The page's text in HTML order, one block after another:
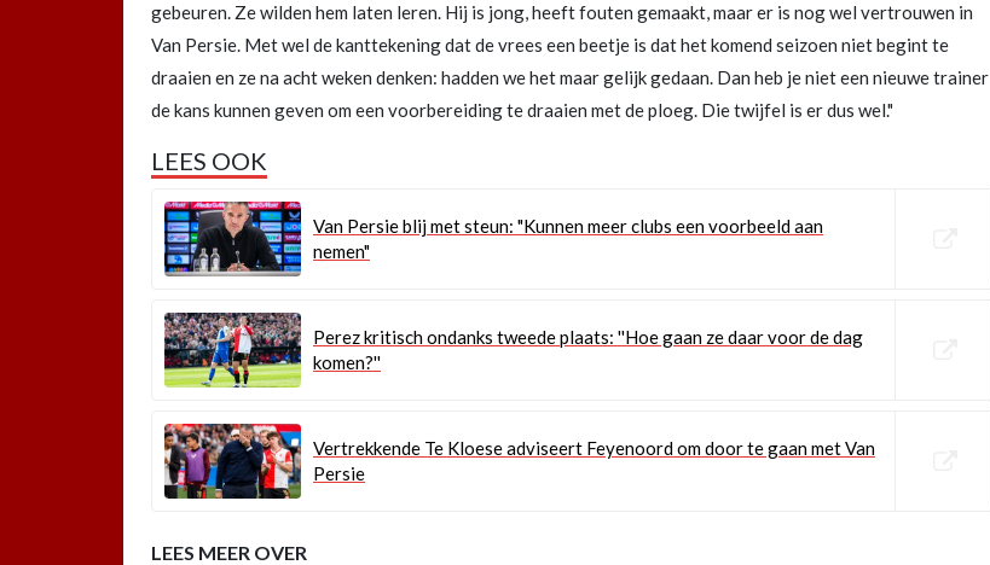
gebeuren. Ze wilden hem laten leren. Hij is jong, heeft fouten gemaakt, maar er is nog wel vertrouwen in
Van Persie. Met wel de kanttekening dat de vrees een beetje is dat het komend seizoen niet begint te
draaien en ze na acht weken denken: hadden we het maar gelijk gedaan. Dan heb je niet een nieuwe trainer
de kans kunnen geven om een voorbereiding te draaien met de ploeg. Die twijfel is er dus wel."
LEES OOK
Van Persie blij met steun: "Kunnen meer clubs een voorbeeld aan
nemen"
Perez kritisch ondanks tweede plaats: ''Hoe gaan ze daar voor de dag
komen?''
Vertrekkende Te Kloese adviseert Feyenoord om door te gaan met Van
Persie
LEES MEER OVER